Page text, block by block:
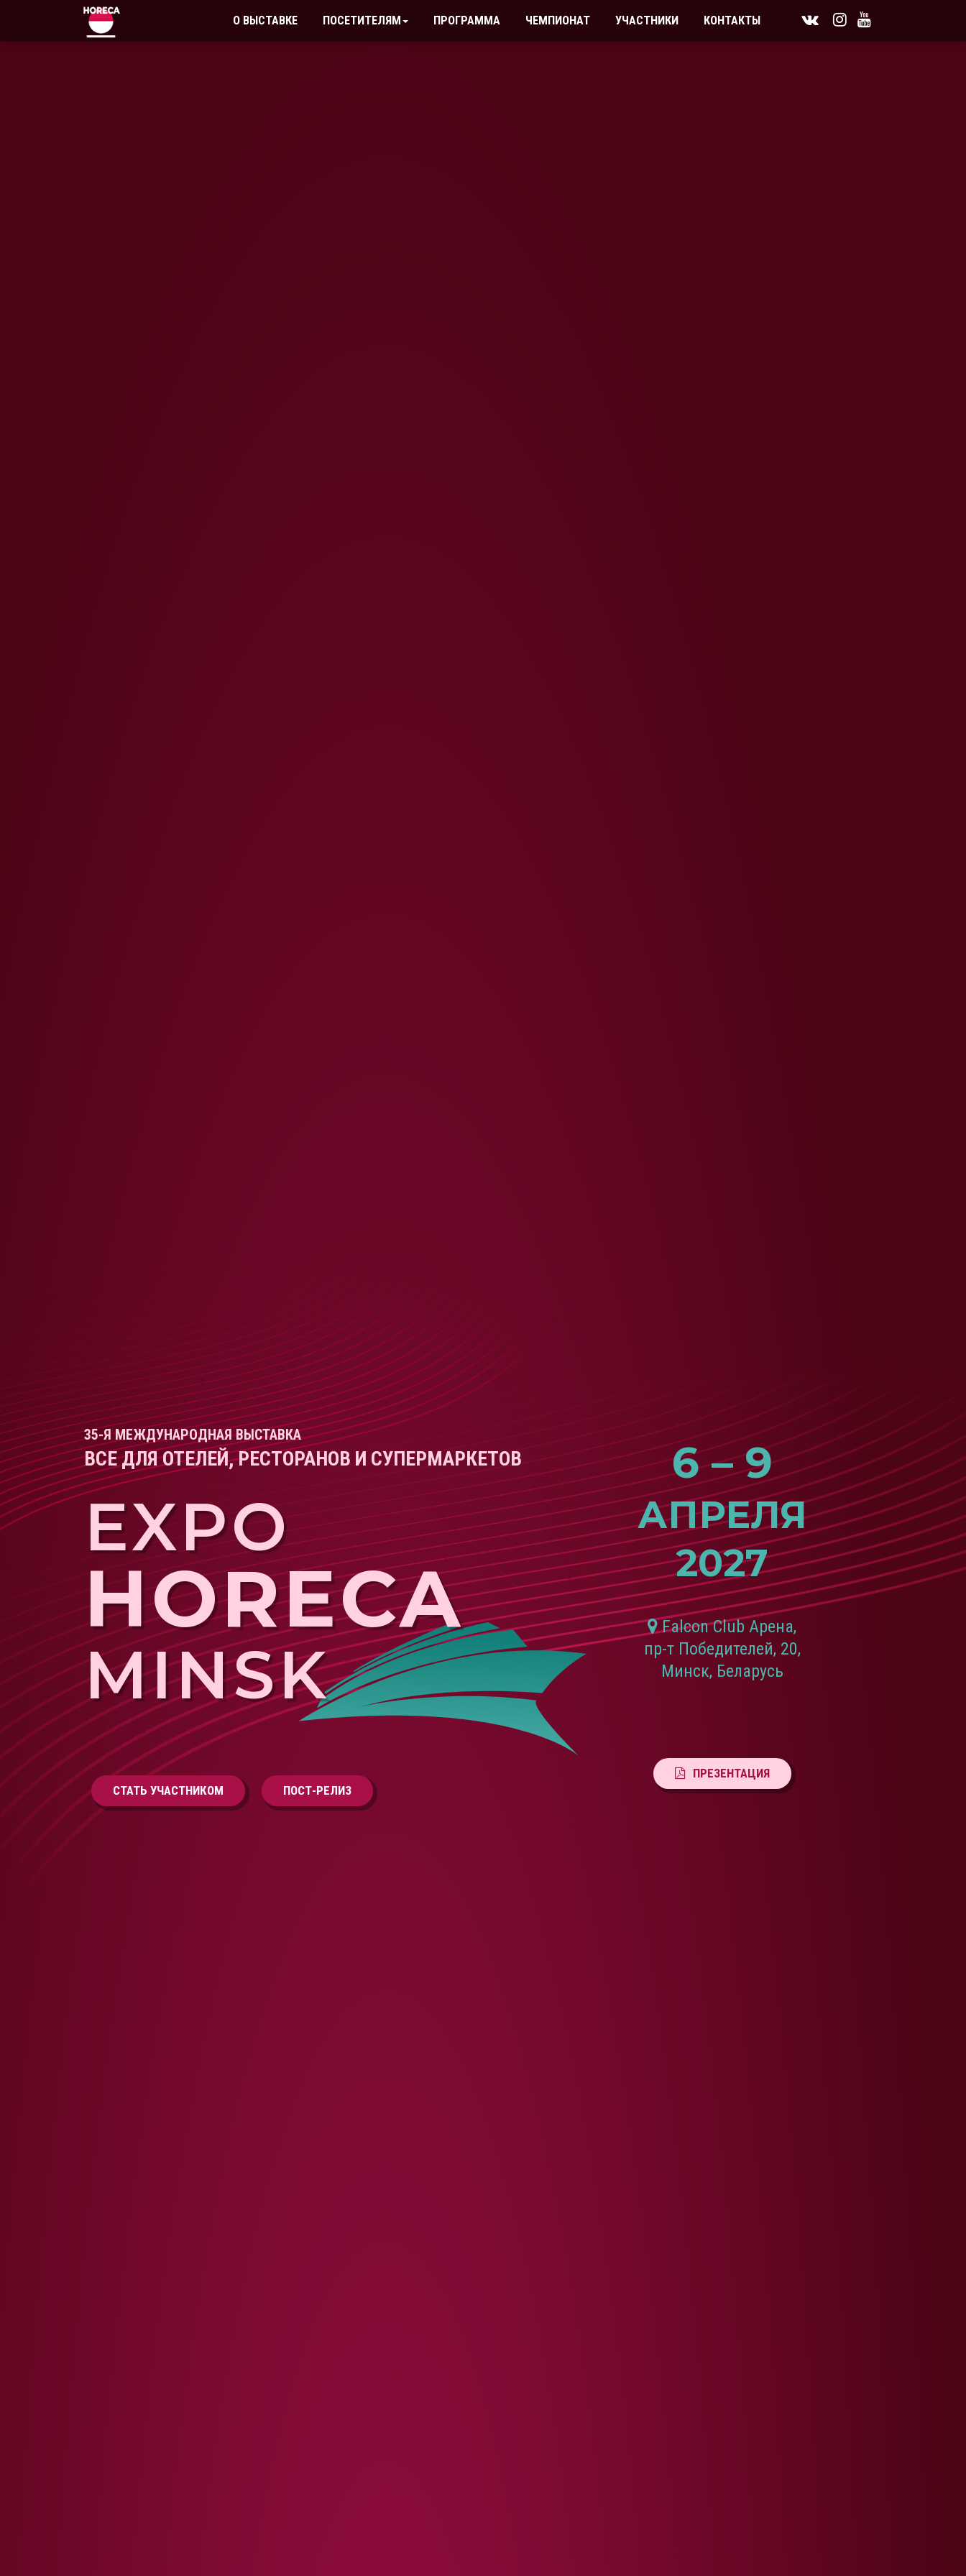
О ВЫСТАВКЕ ПОСЕТИТЕЛЯМ ПРОГРАММА ЧЕМПИОНАТ УЧАСТНИКИ КОНТАКТЫ
35-Я МЕЖДУНАРОДНАЯ ВЫСТАВКА
ВСЕ ДЛЯ ОТЕЛЕЙ, РЕСТОРАНОВ И СУПЕРМАРКЕТОВ
EXPO
HORECA
MINSK
СТАТЬ УЧАСТНИКОМ ПОСТ-РЕЛИЗ
6 – 9
АПРЕЛЯ
2027
Falcon Club Арена,
пр-т Победителей, 20,
Минск, Беларусь
ПРЕЗЕНТАЦИЯ